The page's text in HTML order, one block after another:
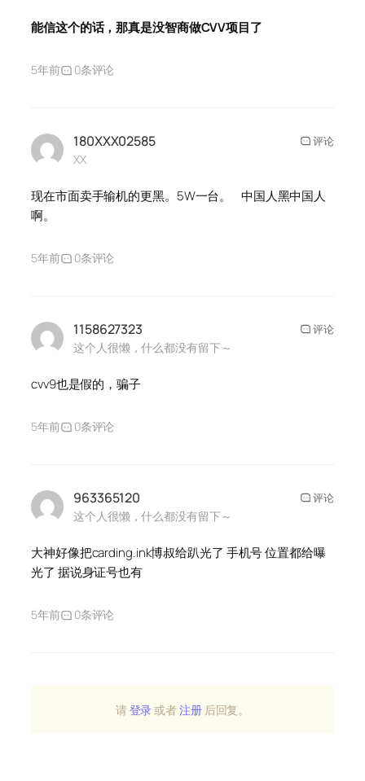
能信这个的话，那真是没智商做CVV项目了
5年前 0条评论
180XXX02585
XX
评论
现在市面卖手输机的更黑。5W一台。 中国人黑中国人
啊。
5年前 0条评论
1158627323
这个人很懒，什么都没有留下～
评论
cvv9也是假的，骗子
5年前 0条评论
963365120
这个人很懒，什么都没有留下～
评论
大神好像把carding.ink博叔给趴光了 手机号 位置都给曝
光了 据说身证号也有
5年前 0条评论
请登录或者注册后回复。